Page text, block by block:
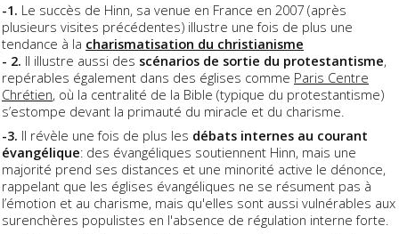
-1. Le succès de Hinn, sa venue en France en 2007 (après
plusieurs visites précédentes) illustre une fois de plus une
tendance à la charismatisation du christianisme
- 2. Il illustre aussi des scénarios de sortie du protestantisme,
repérables également dans des églises comme Paris Centre
Chrétien, où la centralité de la Bible (typique du protestantisme)
s’estompe devant la primauté du miracle et du charisme.
-3. Il révèle une fois de plus les débats internes au courant
évangélique: des évangéliques soutiennent Hinn, mais une
majorité prend ses distances et une minorité active le dénonce,
rappelant que les églises évangéliques ne se résument pas à
l’émotion et au charisme, mais qu'elles sont aussi vulnérables aux
surenchères populistes en l'absence de régulation interne forte.